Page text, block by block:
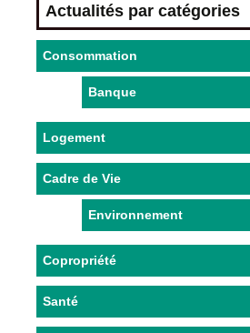
Actualités par catégories
Consommation
Banque
Logement
Cadre de Vie
Environnement
Copropriété
Santé